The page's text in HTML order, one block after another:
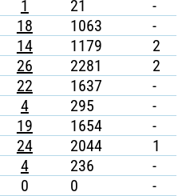
1 21 -
18 1063 -
14 1179 2
26 2281 2
22 1637 -
4 295 -
19 1654 -
24 2044 1
4 236 -
0 0 -